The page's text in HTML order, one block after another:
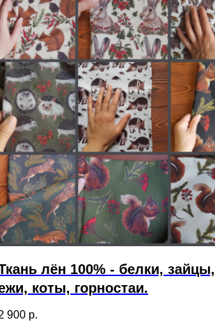
лён 100% - белки, зайцы,
коты, горностаи.
900 р.